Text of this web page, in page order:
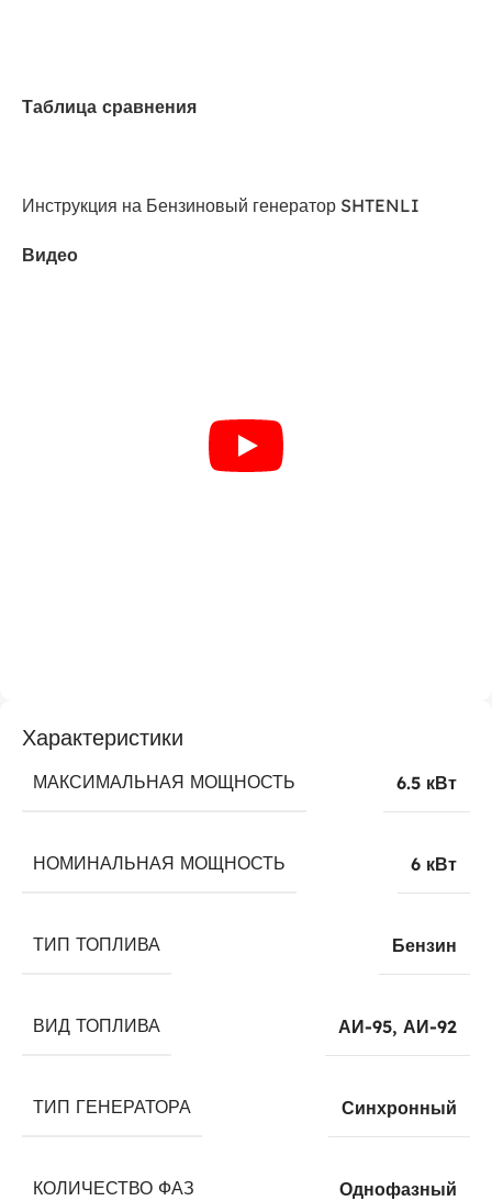
Таблица сравнения
Инструкция на Бензиновый генератор SHTENLI
Видео
Характеристики
МАКСИМАЛЬНАЯ МОЩНОСТЬ 6.5 кВт
НОМИНАЛЬНАЯ МОЩНОСТЬ 6 кВт
ТИП ТОПЛИВА Бензин
ВИД ТОПЛИВА АИ-95, АИ-92
ТИП ГЕНЕРАТОРА Синхронный
КОЛИЧЕСТВО ФАЗ Однофазный